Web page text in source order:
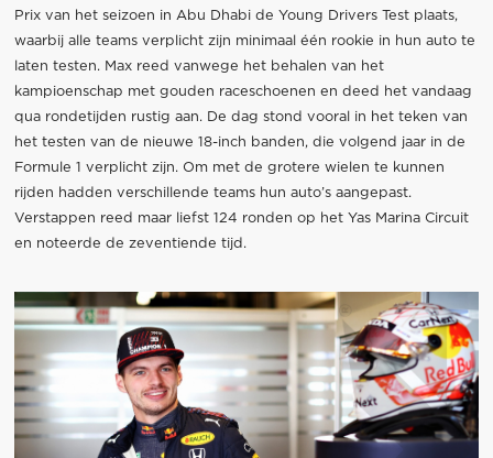
Prix van het seizoen in Abu Dhabi de Young Drivers Test plaats,
waarbij alle teams verplicht zijn minimaal één rookie in hun auto te
laten testen. Max reed vanwege het behalen van het
kampioenschap met gouden raceschoenen en deed het vandaag
qua rondetijden rustig aan. De dag stond vooral in het teken van
het testen van de nieuwe 18-inch banden, die volgend jaar in de
Formule 1 verplicht zijn. Om met de grotere wielen te kunnen
rijden hadden verschillende teams hun auto’s aangepast.
Verstappen reed maar liefst 124 ronden op het Yas Marina Circuit
en noteerde de zeventiende tijd.